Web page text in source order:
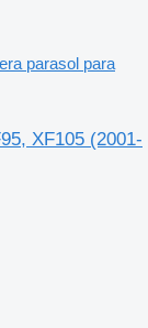
parasol para
XF105 (2001-